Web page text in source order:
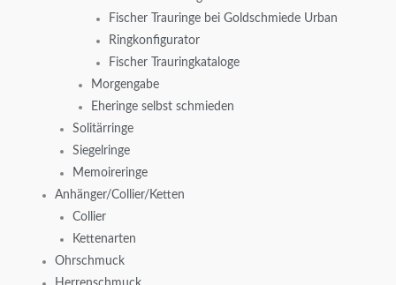
Fischer Trauringe bei Goldschmiede Urban
Ringkonfigurator
Fischer Trauringkataloge
Morgengabe
Eheringe selbst schmieden
Solitärringe
Siegelringe
Memoireringe
Anhänger/Collier/Ketten
Collier
Kettenarten
Ohrschmuck